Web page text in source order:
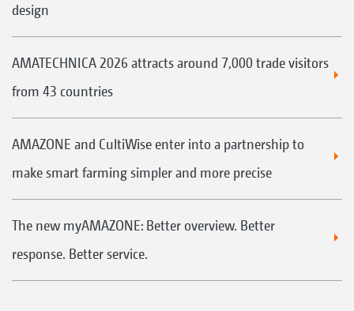
design
AMATECHNICA 2026 attracts around 7,000 trade visitors
from 43 countries
AMAZONE and CultiWise enter into a partnership to
make smart farming simpler and more precise
The new myAMAZONE: Better overview. Better
response. Better service.